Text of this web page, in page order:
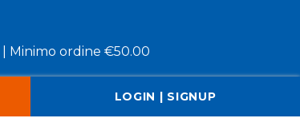
Minimo ordine €50.00
LOGIN | SIGNUP